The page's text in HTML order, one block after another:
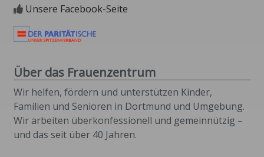
Unsere Facebook-Seite
Über das Frauenzentrum
Wir helfen, fördern und unterstützen Kinder,
Familien und Senioren in Dortmund und Umgebung.
Wir arbeiten überkonfessionell und gemeinnützig –
und das seit über 40 Jahren.